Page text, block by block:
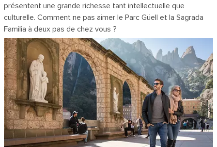
présentent une grande richesse tant intellectuelle que
culturelle. Comment ne pas aimer le Parc Güell et la Sagrada
Familia à deux pas de chez vous ?